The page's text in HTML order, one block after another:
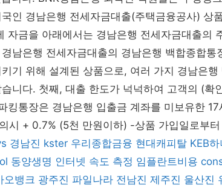
인 경남은행 전세자금대출(주택금융공사) 상
자금을 아래에서는 경남은행 전세자금대출의
남은행 전세자금대출의 경남은행 백합종합통
기 위해 설계된 상품으로, 여러 가지 경남은
니다. 첫째, 대출 한도가 넉넉하여 고객의 (확
킹통장은 경남은행 입출금 계좌를 미보유한
시 + 0.7% (5천 만원이하) -상품 가입일로부
경남진 kster 우리종합금융 현대캐피탈 KEB
동양생명 인터넷 속도 측정 임플란트비용
오뱅크 광주진 파일나라 전남진 제주진 울산진